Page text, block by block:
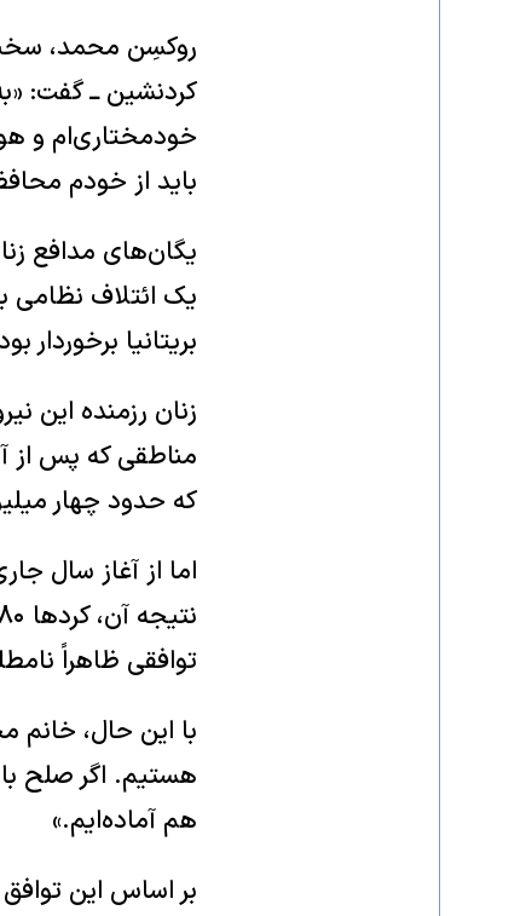
کردنشین ــ گفت:
خودمختاری‌ام و
باید از خودم
یگان‌های مدافع
یک ائتلاف نظامی
بریتانیا برخوردار
زنان رزمنده این
مناطقی که پس از
که حدود چهار
اما از آغاز سال
توافقی ظاهراً
با این حال، خانم
هستیم. اگر صلح
هم آماده‌ایم.»
بر اساس این